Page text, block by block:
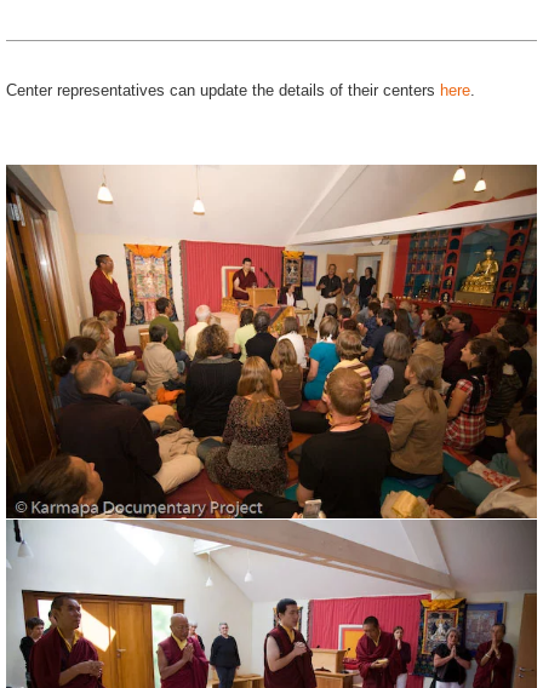
Center representatives can update the details of their centers here